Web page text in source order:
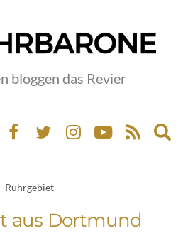
bloggen das Revier
Ruhrgebiet
aus Dortmund